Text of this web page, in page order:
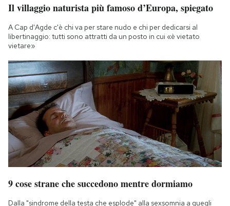
Il villaggio naturista più famoso d’Europa, spiegato
A Cap d'Agde c'è chi va per stare nudo e chi per dedicarsi al
libertinaggio: tutti sono attratti da un posto in cui «è vietato
vietare»
9 cose strane che succedono mentre dormiamo
Dalla "sindrome della testa che esplode" alla sexsomnia a quegli